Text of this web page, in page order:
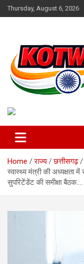
Skip
to
Thursday, August 6, 2026
kotwar.in
Home राज्य छत्तीसगढ़
स्वास्थ्य मंत्री की अध्यक्षता
सुपरिटेंडेंट की समीक्षा बैठक….